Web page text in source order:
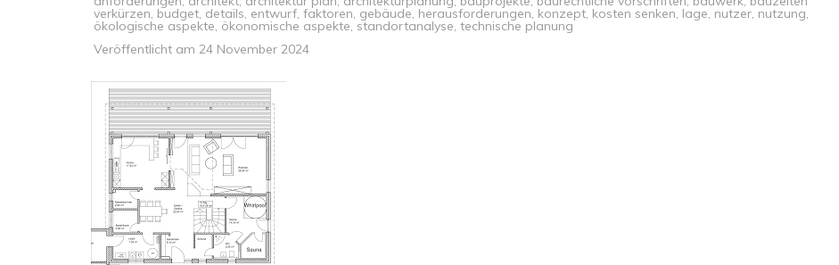
verkürzen, budget, details, entwurf, faktoren, gebäude, herausforderungen, konzept, kosten senken, lage, nutzer, nutzung,
ökologische aspekte, ökonomische aspekte, standortanalyse, technische planung
Veröffentlicht am 24 November 2024